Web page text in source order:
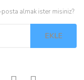
almak ister misiniz?
EKLE